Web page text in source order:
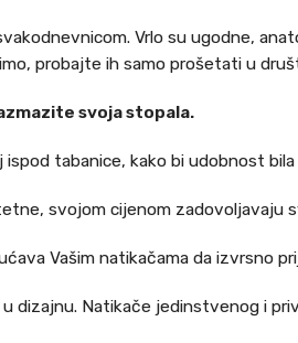
Vrlo su ugodne,
probajte ih samo prošetati u
svoja stopala.
tabanice, kako bi udobnost
svojom cijenom zadovoljavaju
Vašim natikačama da izvrsno
dizajnu. Natikače jedinstvenog i